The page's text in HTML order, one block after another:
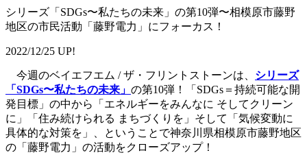
シリーズ「SDGs〜私たちの未来」の第10弾〜相模原市藤野
地区の市民活動「藤野電力」にフォーカス！
2022/12/25 UP!
今週のベイエフエム / ザ・フリントストーンは、 シリーズ
「SDGs〜私たちの未来」 の第10弾！「SDGs＝持続可能な開
発目標」の中から「エネルギーをみんなに そしてクリーン
に」「住み続けられる まちづくりを」そして「気候変動に
具体的な対策を」、ということで神奈川県相模原市藤野地区
の「藤野電力」の活動をクローズアップ！